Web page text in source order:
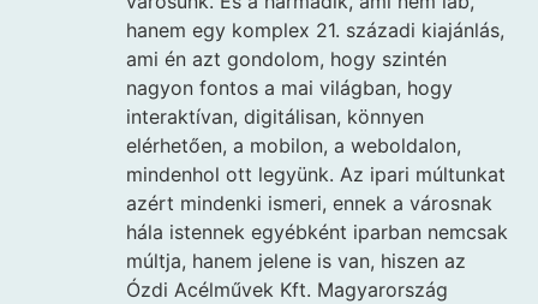
hanem egy komplex 21. századi kiajánlás,
ami én azt gondolom, hogy szintén
nagyon fontos a mai világban, hogy
interaktívan, digitálisan, könnyen
elérhetően, a mobilon, a weboldalon,
mindenhol ott legyünk. Az ipari múltunkat
azért mindenki ismeri, ennek a városnak
hála istennek egyébként iparban nemcsak
múltja, hanem jelene is van, hiszen az
Ózdi Acélművek Kft. Magyarország